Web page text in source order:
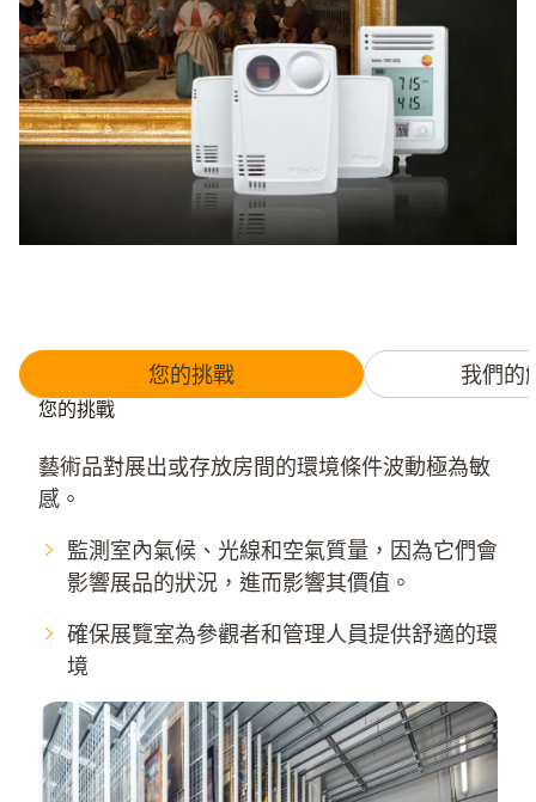
您的挑戰 我們的
您的挑戰
藝術品對展出或存放房間的環境條件波動極為敏
感。
監測室內氣候、光線和空氣質量，因為它們會
影響展品的狀況，進而影響其價值。
確保展覽室為參觀者和管理人員提供舒適的環
境